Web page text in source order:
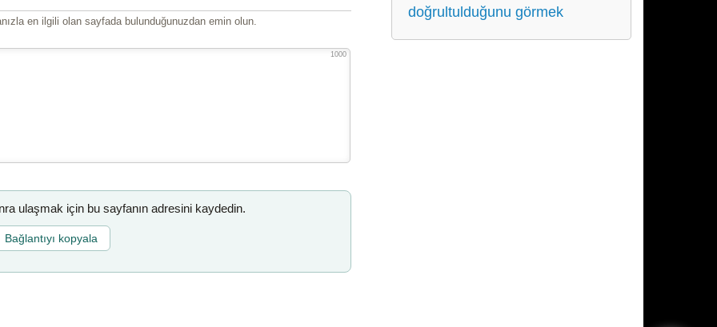
en ilgili olan sayfada bulunduğunuzdan emin olun.
1000
ulaşmak için bu sayfanın adresini kaydedin.
Bağlantıyı kopyala
doğrultulduğunu görmek